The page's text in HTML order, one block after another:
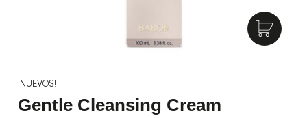
¡NUEVOS!
Gentle Cleansing Cream